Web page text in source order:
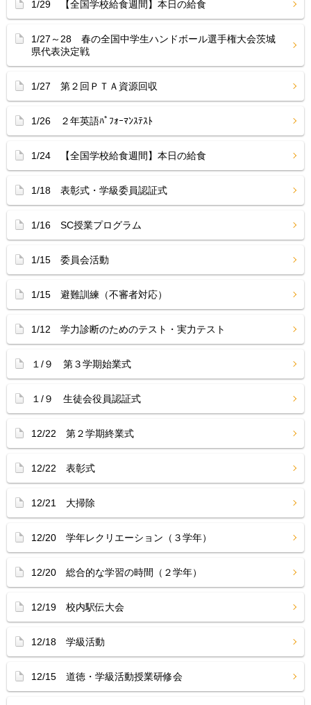
1/29 【全国学校給食週間】本日の給食
1/27～28 春の全国中学生ハンドボール選手権大会茨城
県代表決定戦
1/27 第２回ＰＴＡ資源回収
1/26 ２年英語ﾊﾟﾌｫｰﾏﾝｽﾃｽﾄ
1/24 【全国学校給食週間】本日の給食
1/18 表彰式・学級委員認証式
1/16 SC授業プログラム
1/15 委員会活動
1/15 避難訓練（不審者対応）
1/12 学力診断のためのテスト・実力テスト
１/９ 第３学期始業式
１/９ 生徒会役員認証式
12/22 第２学期終業式
12/22 表彰式
12/21 大掃除
12/20 学年レクリエーション（３学年）
12/20 総合的な学習の時間（２学年）
12/19 校内駅伝大会
12/18 学級活動
12/15 道徳・学級活動授業研修会